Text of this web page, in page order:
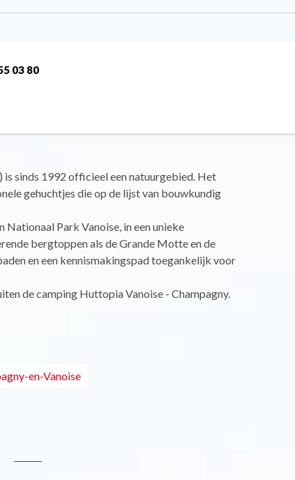
03 80
sinds 1992 officieel een natuurgebied. Het
gehuchtjes die op de lijst van bouwkundig
Park Vanoise, in een unieke
bergtoppen als de Grande Motte en de
en een kennismakingspad toegankelijk voor
de camping Huttopia Vanoise - Champagny.
en-Vanoise